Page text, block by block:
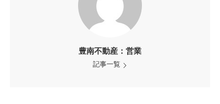
豊南不動産：営業
記事一覧